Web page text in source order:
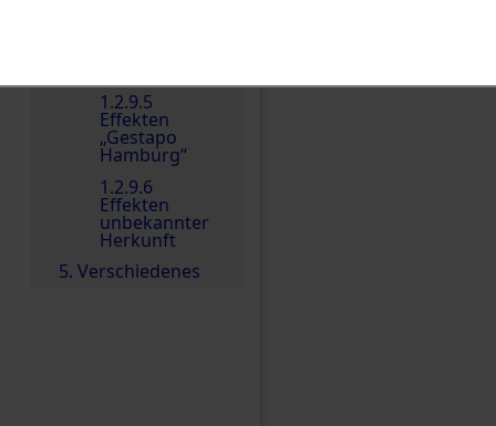
1.2.9.5
Effekten
„Gestapo
Hamburg“
1.2.9.6
Effekten
unbekannter
Herkunft
5. Verschiedenes